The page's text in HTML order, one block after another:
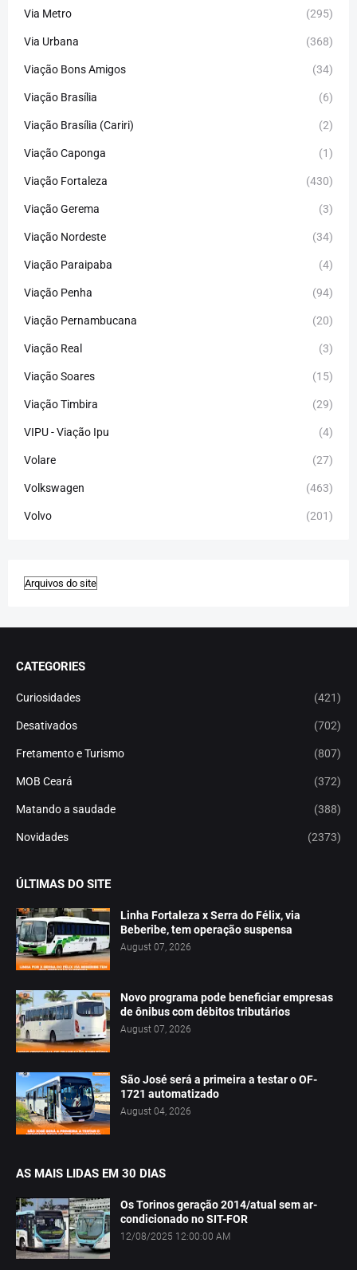
Via Metro (295)
Via Urbana (368)
Viação Bons Amigos (34)
Viação Brasília (6)
Viação Brasília (Cariri) (2)
Viação Caponga (1)
Viação Fortaleza (430)
Viação Gerema (3)
Viação Nordeste (34)
Viação Paraipaba (4)
Viação Penha (94)
Viação Pernambucana (20)
Viação Real (3)
Viação Soares (15)
Viação Timbira (29)
VIPU - Viação Ipu (4)
Volare (27)
Volkswagen (463)
Volvo (201)
CATEGORIES
Curiosidades (421)
Desativados (702)
Fretamento e Turismo (807)
MOB Ceará (372)
Matando a saudade (388)
Novidades (2373)
ÚLTIMAS DO SITE
Linha Fortaleza x Serra do Félix, via
Beberibe, tem operação suspensa
August 07, 2026
Novo programa pode beneficiar empresas
de ônibus com débitos tributários
August 07, 2026
São José será a primeira a testar o OF-
1721 automatizado
August 04, 2026
AS MAIS LIDAS EM 30 DIAS
Os Torinos geração 2014/atual sem ar-
condicionado no SIT-FOR
12/08/2025 12:00:00 AM